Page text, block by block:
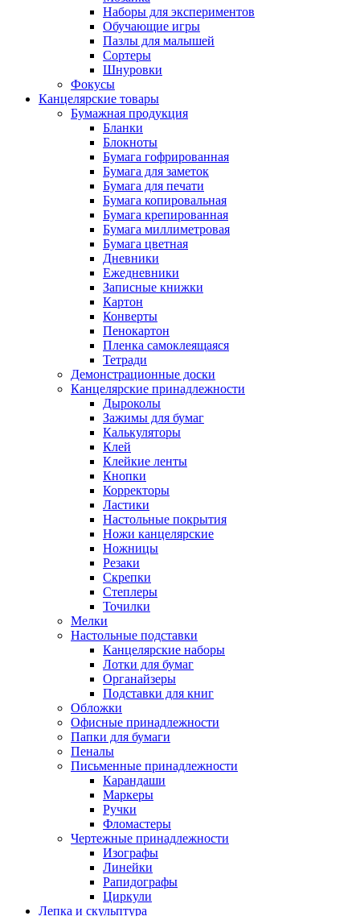
Наборы для экспериментов
Обучающие игры
Пазлы для малышей
Сортеры
Шнуровки
Фокусы
Канцелярские товары
Бумажная продукция
Бланки
Блокноты
Бумага гофрированная
Бумага для заметок
Бумага для печати
Бумага копировальная
Бумага крепированная
Бумага миллиметровая
Бумага цветная
Дневники
Ежедневники
Записные книжки
Картон
Конверты
Пенокартон
Пленка самоклеящаяся
Тетради
Демонстрационные доски
Канцелярские принадлежности
Дыроколы
Зажимы для бумаг
Калькуляторы
Клей
Клейкие ленты
Кнопки
Корректоры
Ластики
Настольные покрытия
Ножи канцелярские
Ножницы
Резаки
Скрепки
Степлеры
Точилки
Мелки
Настольные подставки
Канцелярские наборы
Лотки для бумаг
Органайзеры
Подставки для книг
Обложки
Офисные принадлежности
Папки для бумаги
Пеналы
Письменные принадлежности
Карандаши
Маркеры
Ручки
Фломастеры
Чертежные принадлежности
Изографы
Линейки
Рапидографы
Циркули
Лепка и скульптура